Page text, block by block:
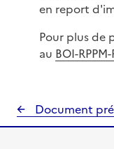
en report
Pour plus de
au BOI-
Document